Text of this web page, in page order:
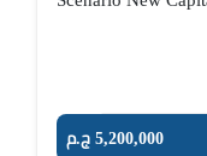
5,200,000 ج.م